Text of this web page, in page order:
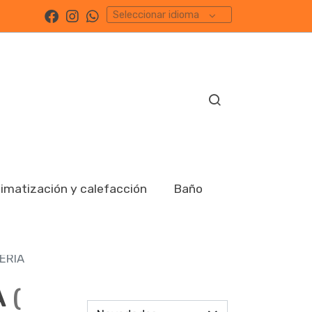
Seleccionar idioma
y calefacción Baño
(